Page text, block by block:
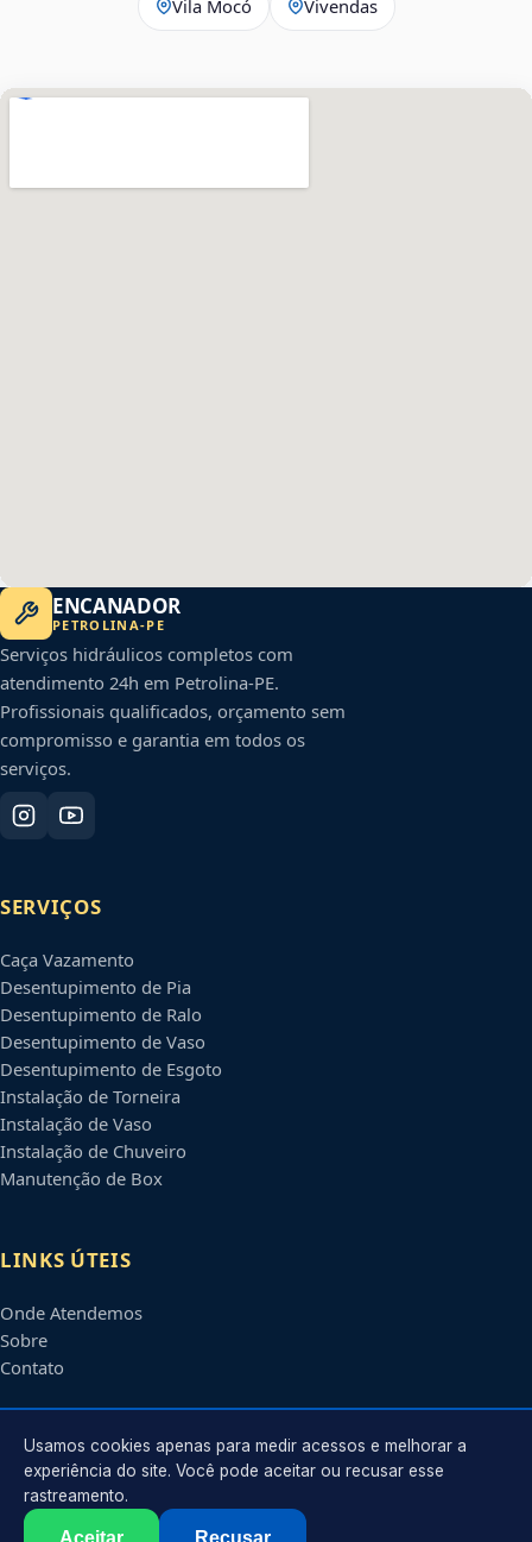
Vila Mocó Vivendas
ENCANADOR
PETROLINA-PE
Serviços hidráulicos completos com
atendimento 24h em Petrolina-PE.
Profissionais qualificados, orçamento sem
compromisso e garantia em todos os
serviços.
SERVIÇOS
Caça Vazamento
Desentupimento de Pia
Desentupimento de Ralo
Desentupimento de Vaso
Desentupimento de Esgoto
Instalação de Torneira
Instalação de Vaso
Instalação de Chuveiro
Manutenção de Box
LINKS ÚTEIS
Onde Atendemos
Sobre
Contato
CONTATO
Atendimento em
contato@encanadorempetrolina.com.br
Usamos cookies apenas para medir acessos e melhorar a
experiência do site. Você pode aceitar ou recusar esse
rastreamento.
Aceitar Recusar